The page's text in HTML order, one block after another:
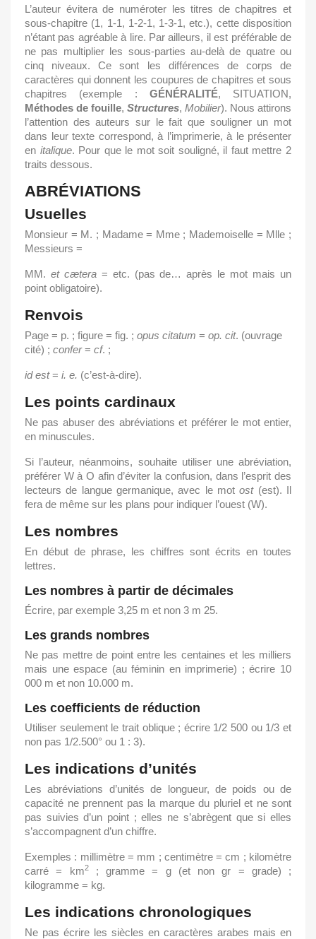
L’auteur évitera de numéroter les titres de chapitres et
sous-chapitre (1, 1-1, 1-2-1, 1-3-1, etc.), cette disposition
n’étant pas agréable à lire. Par ailleurs, il est préférable de
ne pas multiplier les sous-parties au-delà de quatre ou
cinq niveaux. Ce sont les différences de corps de
caractères qui donnent les coupures de chapitres et sous
chapitres (exemple : GÉNÉRALITÉ, SITUATION,
Méthodes de fouille, Structures, Mobilier). Nous attirons
l’attention des auteurs sur le fait que souligner un mot
dans leur texte correspond, à l’imprimerie, à le présenter
en italique. Pour que le mot soit souligné, il faut mettre 2
traits dessous.
ABRÉVIATIONS
Usuelles
Monsieur = M. ; Madame = Mme ; Mademoiselle = Mlle ;
Messieurs =
MM. et cætera= etc. (pas de… après le mot mais un
point obligatoire).
Renvois
Page = p. ; figure = fig. ; opus citatum = op. cit. (ouvrage
cité) ; confer= cf. ;
id est= i. e. (c’est-à-dire).
Les points cardinaux
Ne pas abuser des abréviations et préférer le mot entier,
en minuscules.
Si l’auteur, néanmoins, souhaite utiliser une abréviation,
préférer W à O afin d’éviter la confusion, dans l’esprit des
lecteurs de langue germanique, avec le motost(est). Il
fera de même sur les plans pour indiquer l’ouest (W).
Les nombres
En début de phrase, les chiffres sont écrits en toutes
lettres.
Les nombres à partir de décimales
Écrire, par exemple 3,25 m et non 3 m 25.
Les grands nombres
Ne pas mettre de point entre les centaines et les milliers
mais une espace (au féminin en imprimerie) ; écrire 10
000 m et non 10.000 m.
Les coefficients de réduction
Utiliser seulement le trait oblique ; écrire 1/2 500 ou 1/3 et
non pas 1/2.500° ou 1 : 3).
Les indications d’unités
Les abréviations d’unités de longueur, de poids ou de
capacité ne prennent pas la marque du pluriel et ne sont
pas suivies d’un point ; elles ne s’abrègent que si elles
s’accompagnent d’un chiffre.
Exemples : millimètre = mm ; centimètre = cm ; kilomètre
carré = km2; gramme = g (et non gr = grade) ;
kilogramme = kg.
Les indications chronologiques
Ne pas écrire les siècles en caractères arabes mais en